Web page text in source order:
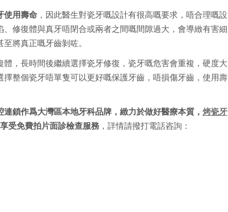
使用壽命 ，因此醫生對瓷牙嘅設計有很高嘅要求，唔合理嘅設
修復體與真牙唔閉合或兩者之間嘅間隙過大，會導緻有害細
將真正嘅牙齒剝咗。
，長時間後繼續選擇瓷牙修復，瓷牙嘅危害會重複，硬度大
整個瓷牙唔單隻可以更好嘅保護牙齒，唔損傷牙齒，使用壽
連鎖作爲大灣區本地牙科品牌，緻力於做好醫療本質， 烤瓷牙
受免費拍片面診檢查服務 ，詳情請撥打電話咨詢：